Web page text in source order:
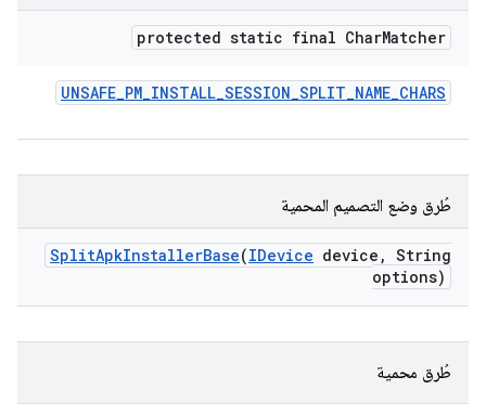
protected static final CharMatcher
UNSAFE_PM_INSTALL_SESSION_SPLIT_NAME_CHARS
طُرق وضع التصميم المحمية
SplitApkInstallerBase(IDevice device , String
options)
طُرق محمية